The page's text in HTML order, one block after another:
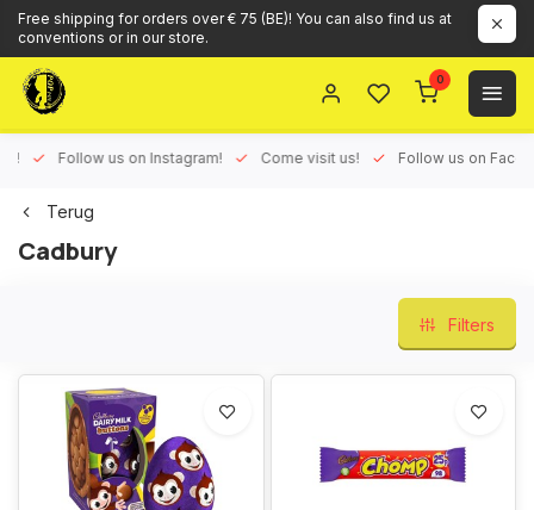
Free shipping for orders over € 75 (BE)! You can also find us at
conventions or in our store.
0
Follow us on Instagram! Come visit us! Follow us on
Terug
Cadbury
Filters